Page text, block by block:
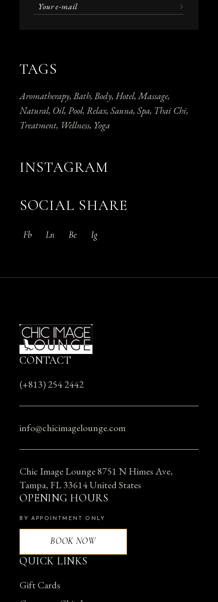
TAGS
Aromatherapy Bath Body Hotel Massage
Natural Oil Pool Relax Sauna Spa Thai Chi
Treatment Wellness Yoga
INSTAGRAM
SOCIAL SHARE
Fb Ln Be Ig
CONTACT
(+813) 254 2442
info@chicimagelounge.com
Chic Image Lounge 8751 N Himes Ave,
Tampa, FL 33614 United States
OPENING HOURS
BY APPOINTMENT ONLY
BOOK NOW
QUICK LINKS
Gift Cards